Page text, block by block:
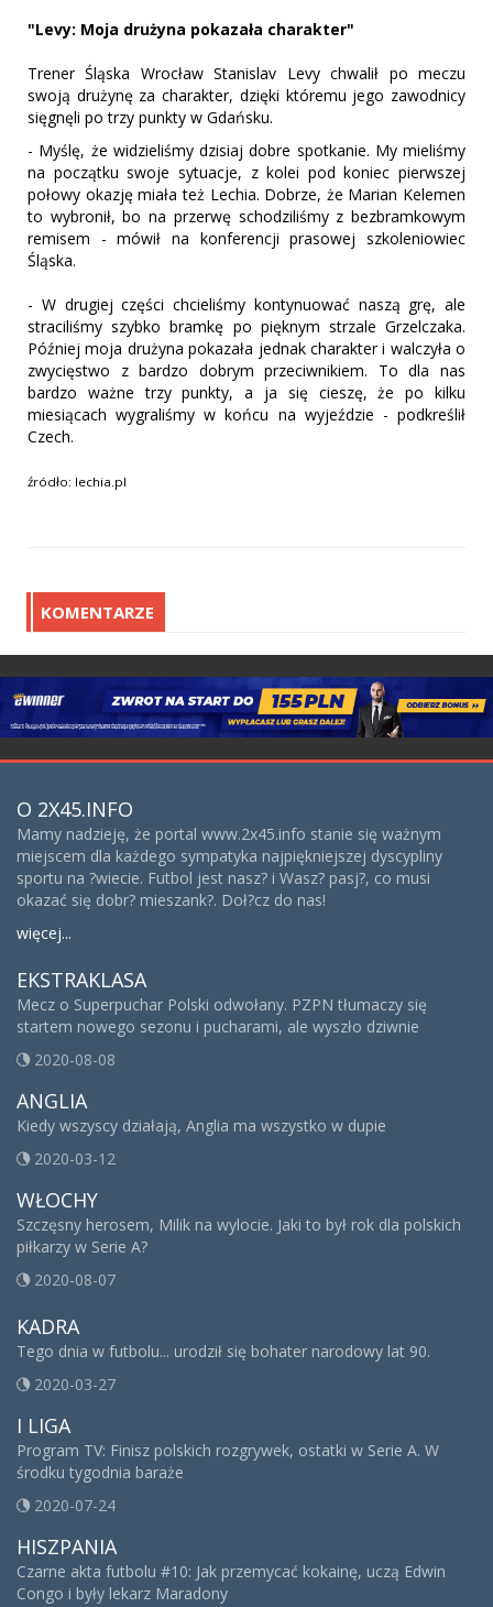
"Levy: Moja drużyna pokazała charakter"
Trener Śląska Wrocław Stanislav Levy chwalił po meczu
swoją drużynę za charakter, dzięki któremu jego zawodnicy
sięgnęli po trzy punkty w Gdańsku.
- Myślę, że widzieliśmy dzisiaj dobre spotkanie. My mieliśmy
na początku swoje sytuacje, z kolei pod koniec pierwszej
połowy okazję miała też Lechia. Dobrze, że Marian Kelemen
to wybronił, bo na przerwę schodziliśmy z bezbramkowym
remisem - mówił na konferencji prasowej szkoleniowiec
Śląska.
- W drugiej części chcieliśmy kontynuować naszą grę, ale
straciliśmy szybko bramkę po pięknym strzale Grzelczaka.
Później moja drużyna pokazała jednak charakter i walczyła o
zwycięstwo z bardzo dobrym przeciwnikiem. To dla nas
bardzo ważne trzy punkty, a ja się cieszę, że po kilku
miesiącach wygraliśmy w końcu na wyjeździe - podkreślił
Czech.
źródło: lechia.pl
KOMENTARZE
O 2X45.INFO
Mamy nadzieję, że portal www.2x45.info stanie się ważnym
miejscem dla każdego sympatyka najpiękniejszej dyscypliny
sportu na ?wiecie. Futbol jest nasz? i Wasz? pasj?, co musi
okazać się dobr? mieszank?. Doł?cz do nas!
więcej...
EKSTRAKLASA
Mecz o Superpuchar Polski odwołany. PZPN tłumaczy się
startem nowego sezonu i pucharami, ale wyszło dziwnie
2020-08-08
ANGLIA
Kiedy wszyscy działają, Anglia ma wszystko w dupie
2020-03-12
WŁOCHY
Szczęsny herosem, Milik na wylocie. Jaki to był rok dla polskich
piłkarzy w Serie A?
2020-08-07
KADRA
Tego dnia w futbolu... urodził się bohater narodowy lat 90.
2020-03-27
I LIGA
Program TV: Finisz polskich rozgrywek, ostatki w Serie A. W
środku tygodnia baraże
2020-07-24
HISZPANIA
Czarne akta futbolu #10: Jak przemycać kokainę, uczą Edwin
Congo i były lekarz Maradony